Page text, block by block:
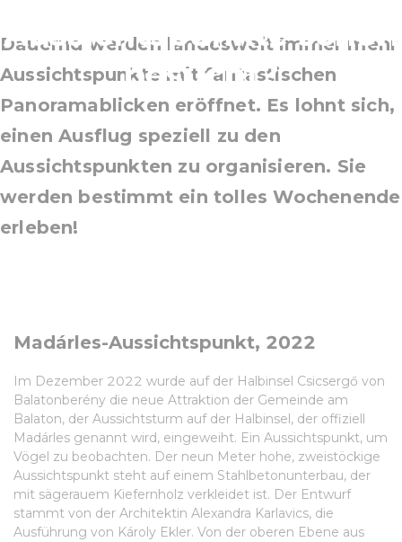
Aussichtspunkte schon
besucht?
Dauernd werden landesweit immer mehr
Aussichtspunkte mit fantastischen
Panoramablicken eröffnet. Es lohnt sich,
einen Ausflug speziell zu den
Aussichtspunkten zu organisieren. Sie
werden bestimmt ein tolles Wochenende
erleben!
Madárles-Aussichtspunkt, 2022
Im Dezember 2022 wurde auf der Halbinsel Csicsergő von
Balatonberény die neue Attraktion der Gemeinde am
Balaton, der Aussichtsturm auf der Halbinsel, der offiziell
Madárles genannt wird, eingeweiht. Ein Aussichtspunkt, um
Vögel zu beobachten. Der neun Meter hohe, zweistöckige
Aussichtspunkt steht auf einem Stahlbetonunterbau, der
mit sägerauem Kiefernholz verkleidet ist. Der Entwurf
stammt von der Architektin Alexandra Karlavics, die
Ausführung von Károly Ekler. Von der oberen Ebene aus